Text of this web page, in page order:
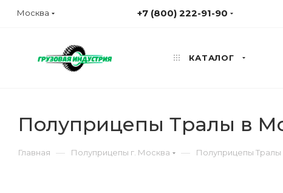
Москва +7 (800) 222-91-90
КАТАЛОГ
Полуприцепы Тралы в
Главная — Полуприцепы г. Москва — Полуприцепы Тралы